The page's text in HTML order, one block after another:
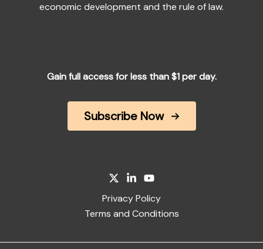
economic development and the rule of law.
Gain full access for less than $1 per day.
Subscribe Now
Privacy Policy
Terms and Conditions